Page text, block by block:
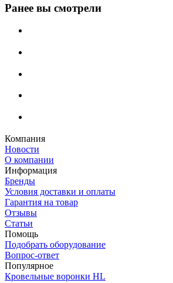
Ранее вы смотрели
Компания
Новости
О компании
Информация
Бренды
Условия доставки и оплаты
Гарантия на товар
Отзывы
Статьи
Помощь
Подобрать оборудование
Вопрос-ответ
Популярное
Кровельные воронки HL